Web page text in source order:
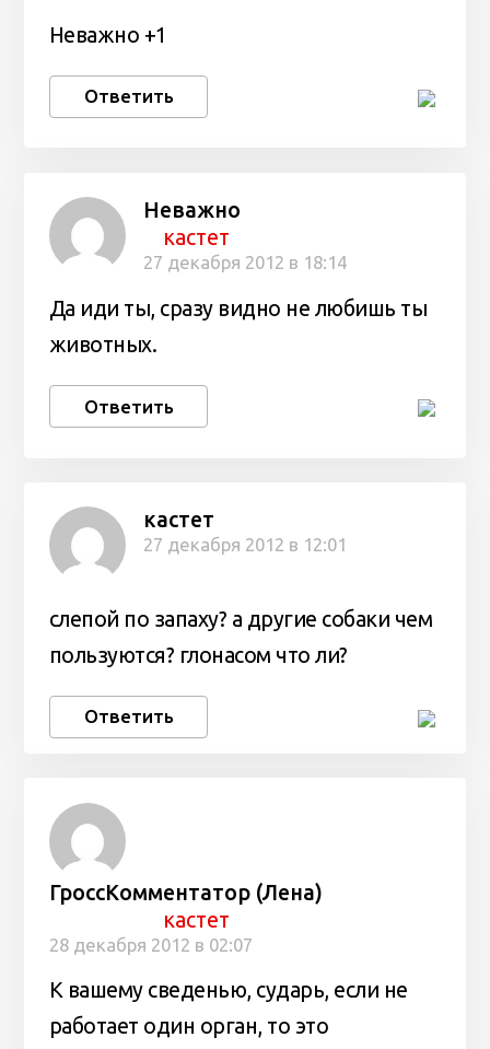
Неважно +1
Ответить
Неважно
кастет
27 декабря 2012 в 18:14
Да иди ты, сразу видно не любишь ты
животных.
Ответить
кастет
27 декабря 2012 в 12:01
слепой по запаху? а другие собаки чем
пользуются? глонасом что ли?
Ответить
ГроссКомментатор (Лена)
кастет
28 декабря 2012 в 02:07
К вашему сведенью, сударь, если не
работает один орган, то это